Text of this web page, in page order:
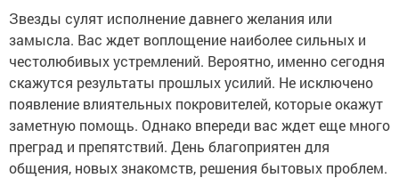
Звезды сулят исполнение давнего желания или
замысла. Вас ждет воплощение наиболее сильных и
честолюбивых устремлений. Вероятно, именно сегодня
скажутся результаты прошлых усилий. Не исключено
появление влиятельных покровителей, которые окажут
заметную помощь. Однако впереди вас ждет еще много
преград и препятствий. День благоприятен для
общения, новых знакомств, решения бытовых проблем.